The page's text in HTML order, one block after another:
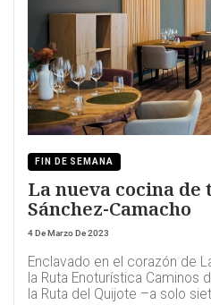
FIN DE SEMANA
La nueva cocina
Sánchez-Camacho
4 De Marzo De 2023
Enclavado en el corazón de
la Ruta Enoturística Caminos
la Ruta del Quijote –a solo